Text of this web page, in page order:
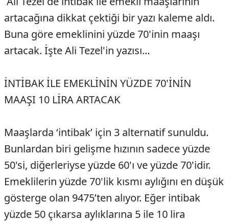
artacağına dikkat çektiği bir yazı kaleme aldı.
Buna göre emeklinini yüzde 70'inin maaşı
artacak. İşte Ali Tezel'in yazısı...
İNTİBAK İLE EMEKLİNİN YÜZDE 70'İNİN
MAAŞI 10 LİRA ARTACAK
Maaşlarda ‘intibak’ için 3 alternatif sunuldu.
Bunlardan biri gelişme hızının sadece yüzde
50'si, diğerleriyse yüzde 60'ı ve yüzde 70'idir.
Emeklilerin yüzde 70'lik kısmı aylığını en düşük
gösterge olan 9475’ten alıyor. Eğer intibak
yüzde 50 çıkarsa aylıklarına 5 ile 10 lira